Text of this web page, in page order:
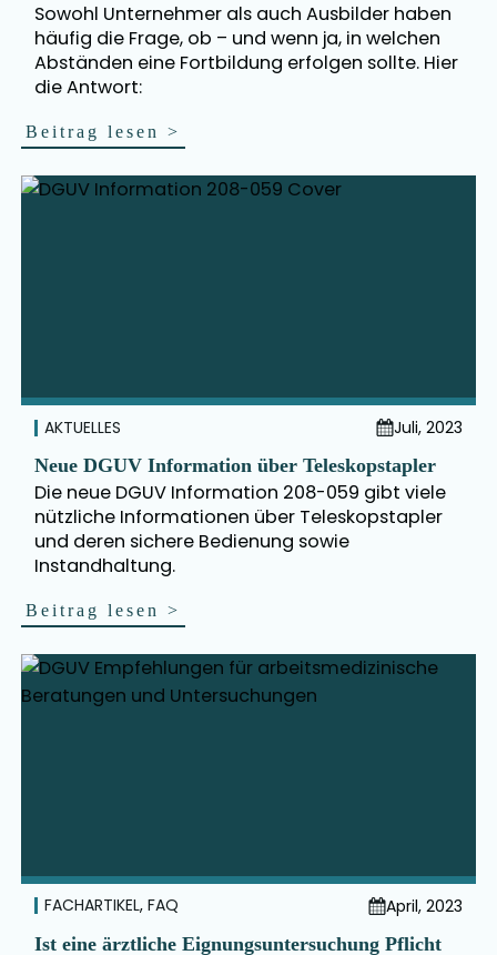
Sowohl Unternehmer als auch Ausbilder haben
häufig die Frage, ob – und wenn ja, in welchen
Abständen eine Fortbildung erfolgen sollte. Hier
die Antwort:
Beitrag lesen>
AKTUELLES
Juli, 2023
Neue DGUV Information über Teleskopstapler
Die neue DGUV Information 208-059 gibt viele
nützliche Informationen über Teleskopstapler
und deren sichere Bedienung sowie
Instandhaltung.
Beitrag lesen>
FACHARTIKEL,FAQ
April, 2023
Ist eine ärztliche Eignungsuntersuchung Pflicht